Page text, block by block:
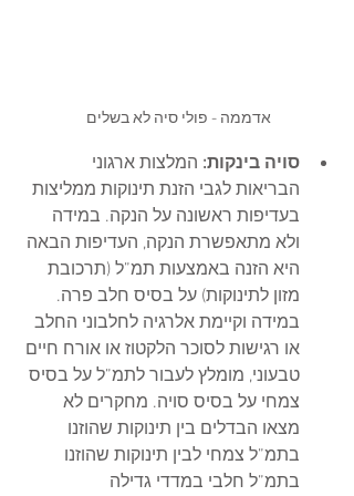
אדממה - פולי סיה לא בשלים
סויה בינקות: המלצות ארגוני
הבריאות לגבי הזנת תינוקות ממליצות
בעדיפות ראשונה על הנקה. במידה
ולא מתאפשרת הנקה, העדיפות הבאה
היא הזנה באמצעות תמ”ל (תרכובת
מזון לתינוקות) על בסיס חלב פרה.
במידה וקיימת אלרגיה לחלבוני החלב
או רגישות לסוכר הלקטוז או אורח חיים
טבעוני, מומלץ לעבור לתמ”ל על בסיס
צמחי על בסיס סויה. מחקרים לא
מצאו הבדלים בין תינוקות שהוזנו
בתמ”ל צמחי לבין תינוקות שהוזנו
בתמ”ל חלבי במדדי גדילה